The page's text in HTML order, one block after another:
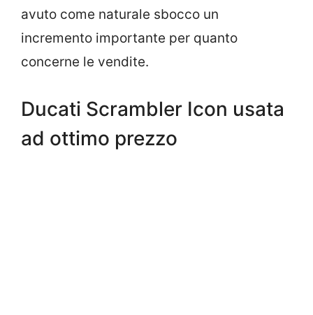
avuto come naturale sbocco un
incremento importante per quanto
concerne le vendite.
Ducati Scrambler Icon usata
ad ottimo prezzo